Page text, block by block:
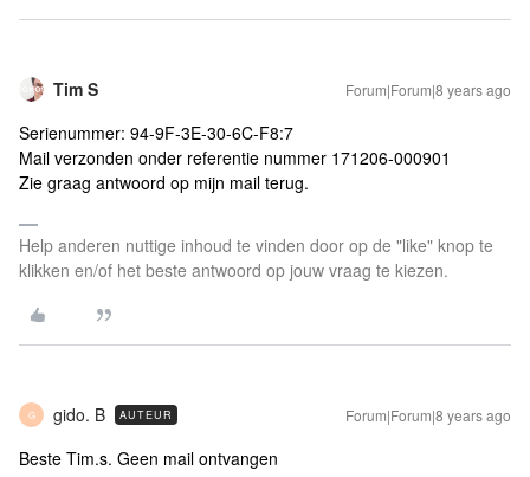
Tim S Forum|Forum|8 years ago
Serienummer: 94-9F-3E-30-6C-F8:7
Mail verzonden onder referentie nummer 171206-000901
Zie graag antwoord op mijn mail terug.
Help anderen nuttige inhoud te vinden door op de "like" knop te
klikken en/of het beste antwoord op jouw vraag te kiezen.
G gido. B AUTEUR Forum|Forum|8 years ago
Beste Tim.s. Geen mail ontvangen